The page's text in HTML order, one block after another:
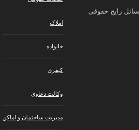
املاک
خانواده
کیفری
وکالت دعاوی
مدیریت ساختمان و اماکن
رایج حقوقی